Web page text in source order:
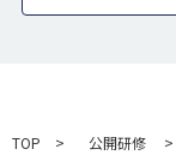
TOP 公開研修